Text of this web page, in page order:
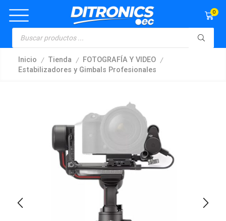
0
Inicio / Tienda / FOTOGRAFÍA Y VIDEO /
Estabilizadores y Gimbals Profesionales